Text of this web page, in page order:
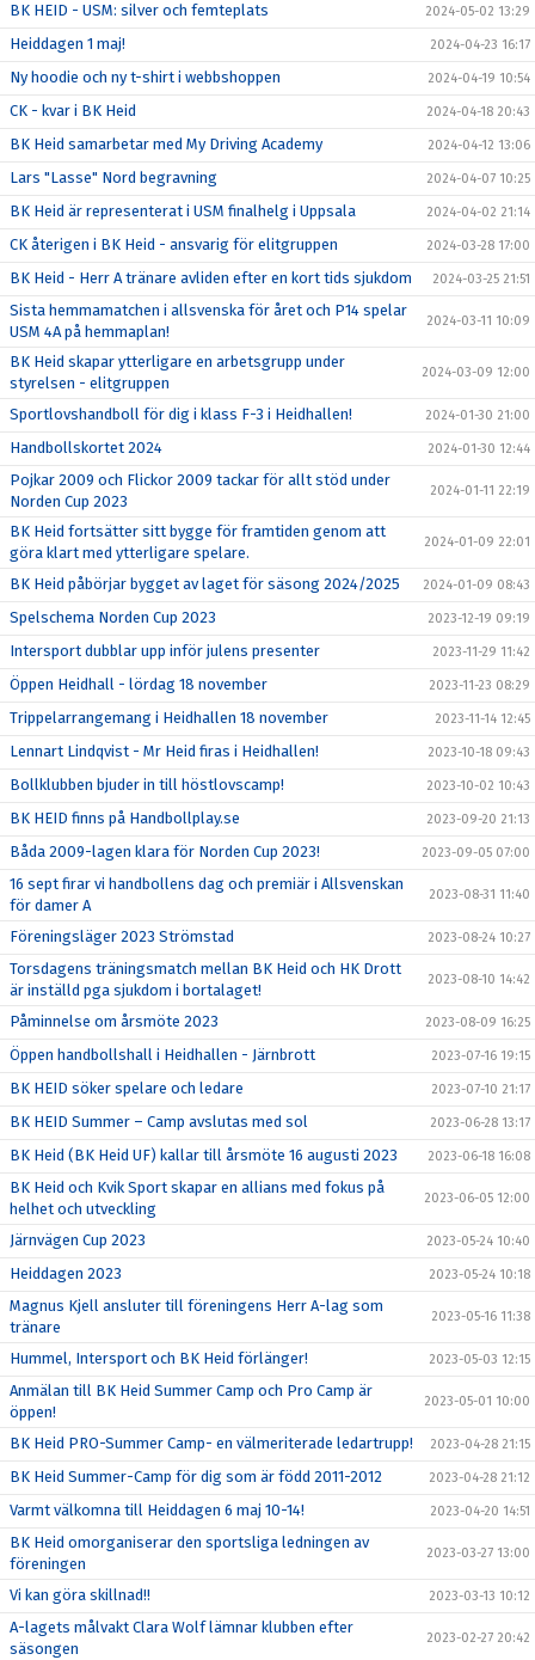
BK HEID - USM: silver och femteplats 2024-05-02 13:29
Heiddagen 1 maj! 2024-04-23 16:17
Ny hoodie och ny t-shirt i webbshoppen 2024-04-19 10:54
CK - kvar i BK Heid 2024-04-18 20:43
BK Heid samarbetar med My Driving Academy 2024-04-12 13:06
Lars "Lasse" Nord begravning 2024-04-07 10:25
BK Heid är representerat i USM finalhelg i Uppsala 2024-04-02 21:14
CK återigen i BK Heid - ansvarig för elitgruppen 2024-03-28 17:00
BK Heid - Herr A tränare avliden efter en kort tids sjukdom 2024-03-25 21:51
Sista hemmamatchen i allsvenska för året och P14 spelar
USM 4A på hemmaplan!
2024-03-11 10:09
BK Heid skapar ytterligare en arbetsgrupp under
styrelsen - elitgruppen
2024-03-09 12:00
Sportlovshandboll för dig i klass F-3 i Heidhallen! 2024-01-30 21:00
Handbollskortet 2024 2024-01-30 12:44
Pojkar 2009 och Flickor 2009 tackar för allt stöd under
Norden Cup 2023
2024-01-11 22:19
BK Heid fortsätter sitt bygge för framtiden genom att
göra klart med ytterligare spelare.
2024-01-09 22:01
BK Heid påbörjar bygget av laget för säsong 2024/2025 2024-01-09 08:43
Spelschema Norden Cup 2023 2023-12-19 09:19
Intersport dubblar upp inför julens presenter 2023-11-29 11:42
Öppen Heidhall - lördag 18 november 2023-11-23 08:29
Trippelarrangemang i Heidhallen 18 november 2023-11-14 12:45
Lennart Lindqvist - Mr Heid firas i Heidhallen! 2023-10-18 09:43
Bollklubben bjuder in till höstlovscamp! 2023-10-02 10:43
BK HEID finns på Handbollplay.se 2023-09-20 21:13
Båda 2009-lagen klara för Norden Cup 2023! 2023-09-05 07:00
16 sept firar vi handbollens dag och premiär i Allsvenskan
för damer A
2023-08-31 11:40
Föreningsläger 2023 Strömstad 2023-08-24 10:27
Torsdagens träningsmatch mellan BK Heid och HK Drott
är inställd pga sjukdom i bortalaget!
2023-08-10 14:42
Påminnelse om årsmöte 2023 2023-08-09 16:25
Öppen handbollshall i Heidhallen - Järnbrott 2023-07-16 19:15
BK HEID söker spelare och ledare 2023-07-10 21:17
BK HEID Summer – Camp avslutas med sol 2023-06-28 13:17
BK Heid (BK Heid UF) kallar till årsmöte 16 augusti 2023 2023-06-18 16:08
BK Heid och Kvik Sport skapar en allians med fokus på
helhet och utveckling
2023-06-05 12:00
Järnvägen Cup 2023 2023-05-24 10:40
Heiddagen 2023 2023-05-24 10:18
Magnus Kjell ansluter till föreningens Herr A-lag som
tränare
2023-05-16 11:38
Hummel, Intersport och BK Heid förlänger! 2023-05-03 12:15
Anmälan till BK Heid Summer Camp och Pro Camp är
öppen!
2023-05-01 10:00
BK Heid PRO-Summer Camp- en välmeriterade ledartrupp! 2023-04-28 21:15
BK Heid Summer-Camp för dig som är född 2011-2012 2023-04-28 21:12
Varmt välkomna till Heiddagen 6 maj 10-14! 2023-04-20 14:51
BK Heid omorganiserar den sportsliga ledningen av
föreningen
2023-03-27 13:00
Vi kan göra skillnad!! 2023-03-13 10:12
A-lagets målvakt Clara Wolf lämnar klubben efter
säsongen
2023-02-27 20:42